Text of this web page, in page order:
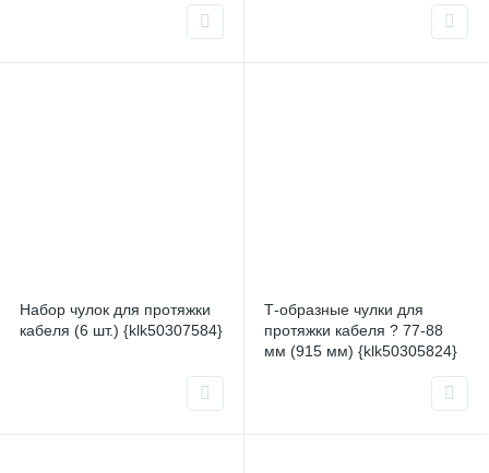
Набор чулок для протяжки
кабеля (6 шт.) {klk50307584}
Т-образные чулки для
протяжки кабеля ? 77-88
мм (915 мм) {klk50305824}